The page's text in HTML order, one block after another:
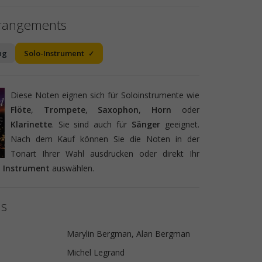
Solo-Instrument
Diese Noten eignen sich für Soloinstrumente wie
Flöte, Trompete, Saxophon, Horn oder
Klarinette. Sie sind auch für Sänger geeignet.
Nach dem Kauf können Sie die Noten in der
Tonart Ihrer Wahl ausdrucken oder direkt Ihr
Instrument auswählen.
Marylin Bergman, Alan Bergman
Michel Legrand